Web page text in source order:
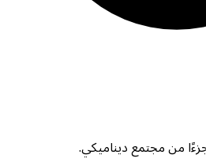
من مجتمع ديناميكي.